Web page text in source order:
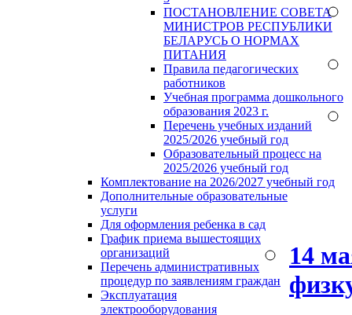
ПОСТАНОВЛЕНИЕ СОВЕТА
МИНИСТРОВ РЕСПУБЛИКИ
БЕЛАРУСЬ О НОРМАХ
ПИТАНИЯ
Правила педагогических
работников
Учебная программа дошкольного
образования 2023 г.
Перечень учебных изданий
2025/2026 учебный год
Образовательный процесс на
2025/2026 учебный год
Комплектование на 2026/2027 учебный год
Дополнительные образовательные
услуги
Для оформления ребенка в сад
График приема вышестоящих
организаций
Перечень административных
процедур по заявлениям граждан
Эксплуатация
электрооборудования
14